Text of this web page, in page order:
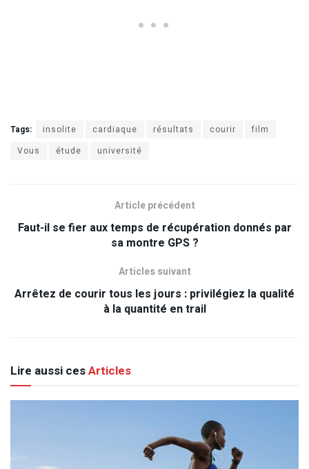
Tags: insolite cardiaque résultats courir
film
Vous
étude université
Article précédent
Faut-il se fier aux temps de récupération donnés par
sa montre GPS ?
Articles suivant
Arrêtez de courir tous les jours : privilégiez la qualité
à la quantité en trail
Lire aussi cesArticles